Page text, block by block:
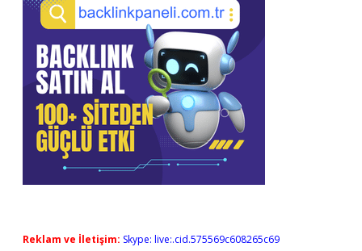
Reklam ve İletişim: Skype: live:.cid.575569c608265c69